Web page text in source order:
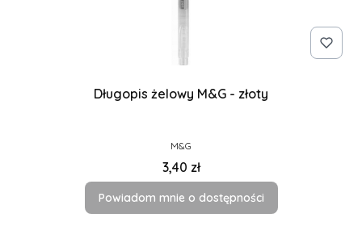
Długopis żelowy M&G - złoty
PRODUCENT
M&G
Cena
3,40 zł
Powiadom mnie o dostępności